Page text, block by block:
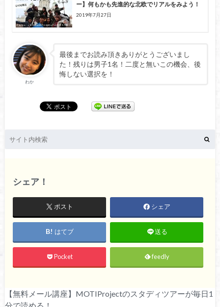
ー】何もかも先進的な北欧でリアルをみよう！
2019年7月27日
わか
最後までお読み頂きありがとうございまし
た！残りは男子1名！二度と無いこの機会、後
悔しない選択を！
シェア！
ポスト シェア
はてブ 送る
Pocket feedly
【無料メール講座】MOTIProjectのスタディツアーが毎日1
分で読める！